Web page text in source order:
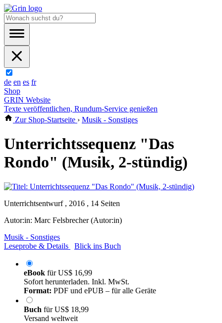
de en es fr
Shop
GRIN Website
Texte veröffentlichen, Rundum-Service genießen
Zur Shop-Startseite › Musik - Sonstiges
Unterrichtssequenz "Das
Rondo" (Musik, 2-stündig)
Unterrichtsentwurf , 2016 , 14 Seiten
Autor:in: Marc Felsbrecher (Autor:in)
Musik - Sonstiges
Leseprobe & Details
Blick ins Buch
eBook fürUS$ 16,99
Sofort herunterladen. Inkl. MwSt.
Format: PDF und ePUB – für alle Geräte
Buch fürUS$ 18,99
Versand weltweit